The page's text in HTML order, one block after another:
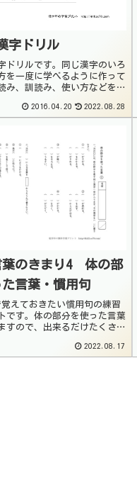
字ドリル
ドリルです。同じ漢字のいろ
を一度に学べるように作って
み、訓読み、使い方などを、
がわからない言葉がある場合
漢...
2016.04.20 2022.08.28
のきまり4 体の部
言葉・慣用句
えておきたい慣用句の練習
です。体の部分を使った言葉
すので、出来るだけたくさん
い言葉あれば国語辞典で調べ
2022.08.17